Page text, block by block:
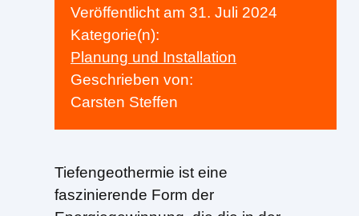
Veröffentlicht am 31. Juli 2024
Kategorie(n):
Planung und Installation
Geschrieben von:
Carsten Steffen
Tiefengeothermie ist eine
faszinierende Form der